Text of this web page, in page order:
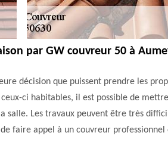
par GW couvreur 50 à
décision que puissent prendre les
ci habitables, il est possible de
Les travaux peuvent être très
faire appel à un couvreur